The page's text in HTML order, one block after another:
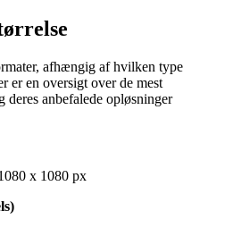
afhængig af hvilken type
er en oversigt over de mest
anbefalede opløsninger
x 1080 px